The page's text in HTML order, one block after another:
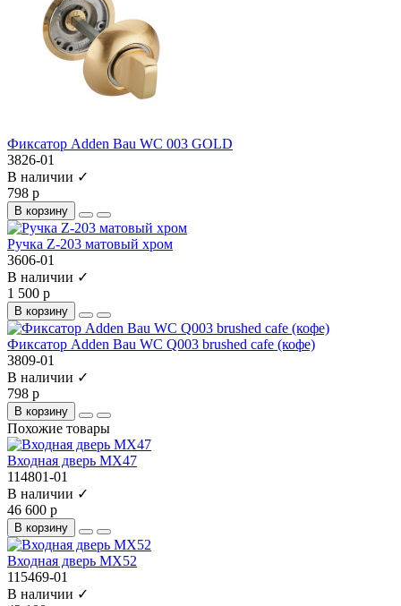
Фиксатор Adden Bau WC 003 GOLD
3826-01
В наличии ✓
798 р
В корзину
Ручка Z-203 матовый хром
3606-01
В наличии ✓
1 500 р
В корзину
Фиксатор Adden Bau WC Q003 brushed cafe (кофе)
3809-01
В наличии ✓
798 р
В корзину
Похожие товары
Входная дверь МХ47
114801-01
В наличии ✓
46 600 р
В корзину
Входная дверь МХ52
115469-01
В наличии ✓